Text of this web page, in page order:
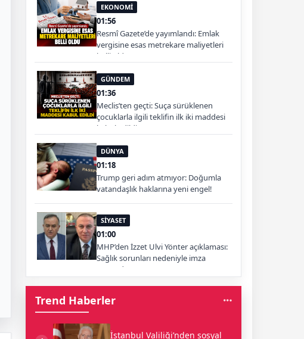
EKONOMİ
01:56
Resmî Gazete’de yayımlandı: Emlak
vergisine esas metrekare maliyetleri
belli oldu
GÜNDEM
01:36
Meclis’ten geçti: Suça sürüklenen
çocuklarla ilgili teklifin ilk iki maddesi
kabul edildi
DÜNYA
01:18
Trump geri adım atmıyor: Doğumla
vatandaşlık haklarına yeni engel!
SİYASET
01:00
MHP’den İzzet Ulvi Yönter açıklaması:
Sağlık sorunları nedeniyle imza
atamadı
Trend Haberler
İstanbul Valiliği’nden sosyal